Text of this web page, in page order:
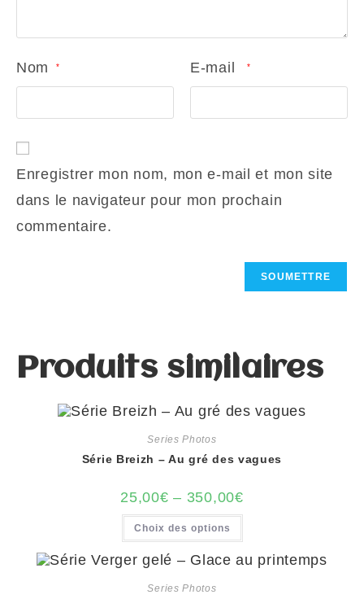
Nom * E-mail *
Enregistrer mon nom, mon e-mail et mon site
dans le navigateur pour mon prochain
commentaire.
Produits similaires
Series Photos
Série Breizh – Au gré des vagues
25,00€ – 350,00€
Choix des options
Ce
a
plusieurs
variations.
Series Photos